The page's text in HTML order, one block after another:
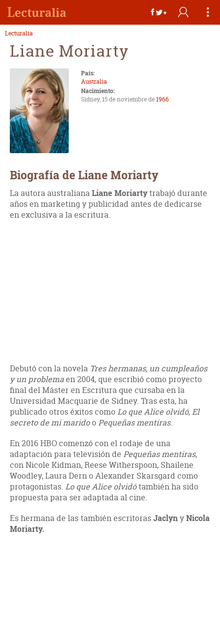
Lecturalia
Liane Moriarty
País:
Australia
Nacimiento:
Sidney, 15 de noviembre de1966
Biografía de Liane Moriarty
La autora australianaLiane Moriartytrabajó durante
años en marketing y publicidad antes de dedicarse
en exclusiva a la escritura.
Debutó con la novela Tres hermanas, un cumpleaños
y un problemaen 2004, que escribió como proyecto
final del Máster en Escritura que cursaba en la
Universidad Macquarie de Sidney. Tras esta, ha
publicado otros éxitos comoLo que Alice olvidó,El
secreto de mi maridooPequeñas mentiras.
En 2016 HBO comenzó con el rodaje de una
adaptación para televisión de Pequeñas mentiras,
con Nicole Kidman, Reese Witherspoon, Shailene
Woodley, Laura Dern o Alexander Skarsgard como
protagonistas. Lo que Alice olvidótambién ha sido
propuesta para ser adaptada al cine.
Es hermana de las también escritorasJaclynyNicola
Moriarty.